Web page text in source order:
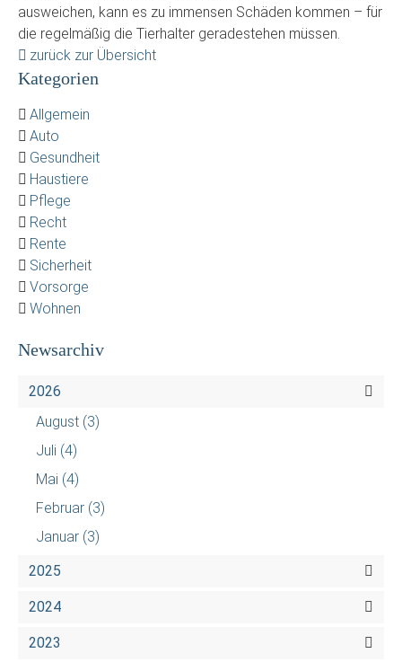
ausweichen, kann es zu immensen Schäden kommen – für
die regelmäßig die Tierhalter geradestehen müssen.
zurück zur Übersicht
Kategorien
Allgemein
Auto
Gesundheit
Haustiere
Pflege
Recht
Rente
Sicherheit
Vorsorge
Wohnen
Newsarchiv
2026
August (3)
Juli (4)
Mai (4)
Februar (3)
Januar (3)
2025
2024
2023